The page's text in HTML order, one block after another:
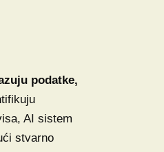
podatke,
AI sistem
stvarno